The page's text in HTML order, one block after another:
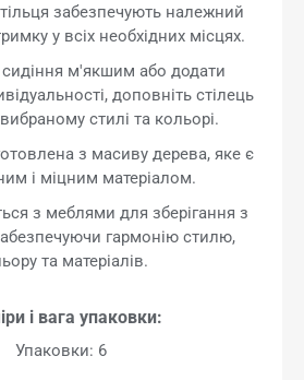
забезпечують належний
у всіх необхідних місцях.
м'якшим або додати
доповніть стілець
стилі та кольорі.
з масиву дерева, яке є
і міцним матеріалом.
з меблями для зберігання з
гармонію стилю,
та матеріалів.
і вага упаковки:
Упаковки: 6